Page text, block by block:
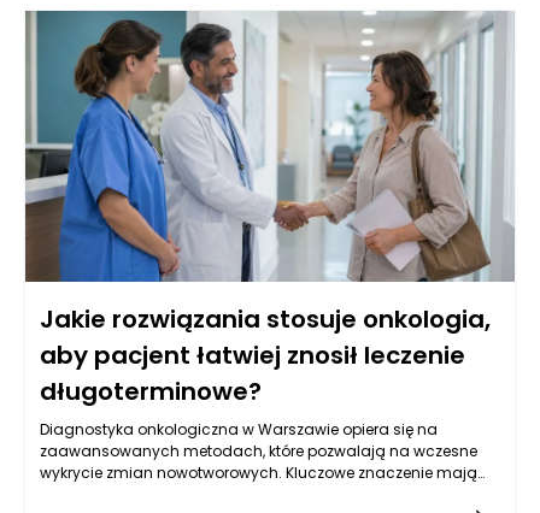
Jakie rozwiązania stosuje onkologia,
aby pacjent łatwiej znosił leczenie
długoterminowe?
Diagnostyka onkologiczna w Warszawie opiera się na
zaawansowanych metodach, które pozwalają na wczesne
wykrycie zmian nowotworowych. Kluczowe znaczenie mają